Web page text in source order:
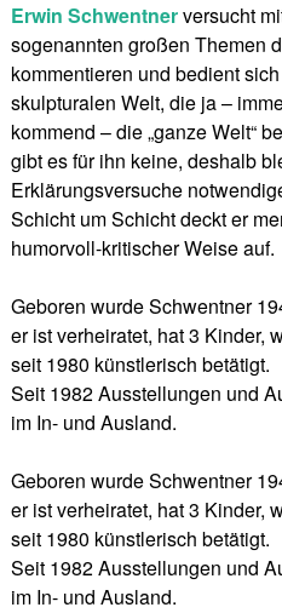
Erwin Schwentnerversucht
sogenannten großen Themen
kommentieren und bedient
skulpturalen Welt, die ja –
kommend – die „ganze Welt“
gibt es für ihn keine, deshalb
Erklärungsversuche
Schicht um Schicht deckt er
humorvoll-kritischer Weise auf.
Geboren wurde Schwentner
er ist verheiratet, hat 3 Kinder,
seit 1980 künstlerisch betätigt.
Seit 1982 Ausstellungen und
im In- und Ausland.
Geboren wurde Schwentner
er ist verheiratet, hat 3 Kinder,
seit 1980 künstlerisch betätigt.
Seit 1982 Ausstellungen und
im In- und Ausland.